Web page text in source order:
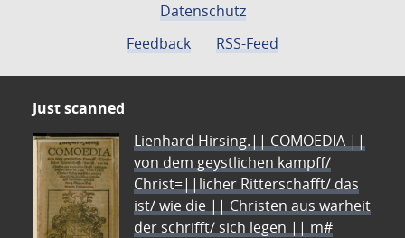
Datenschutz
Feedback
RSS-Feed
Just scanned
Lienhard Hirsing.|| COMOEDIA ||
von dem geystlichen kampff/
Christ=||licher Ritterschafft/ das
ist/ wie die || Christen aus warheit
der schrifft/ sich legen || m#